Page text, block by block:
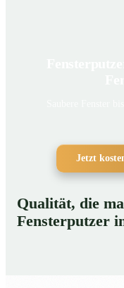
Jetzt
Qualität, die
Fensterputzer